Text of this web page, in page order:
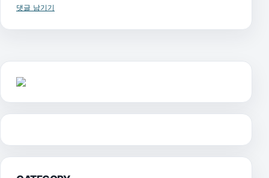
댓글 남기기